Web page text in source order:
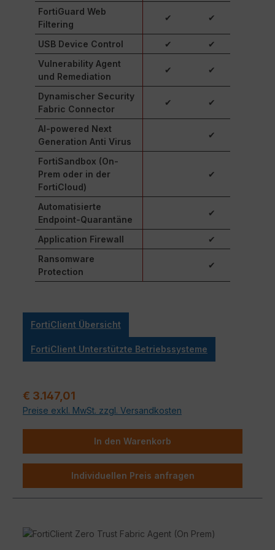
FortiGuard Web
Filtering
✔ ✔
USB Device Control ✔
✔
Vulnerability Agent
und Remediation
✔ ✔
Dynamischer Security
Fabric Connector
✔ ✔
AI-powered Next
Generation Anti Virus
✔
FortiSandbox (On-
Prem oder in der
FortiCloud)
✔
Automatisierte
Endpoint-Quarantäne
✔
Application Firewall
✔
Ransomware
Protection
✔
FortiClient Übersicht
FortiClient Unterstützte Betriebssysteme
Regulärer Preis:
€ 3.147,01
Preise exkl. MwSt. zzgl. Versandkosten
In den Warenkorb
Individuellen Preis anfragen